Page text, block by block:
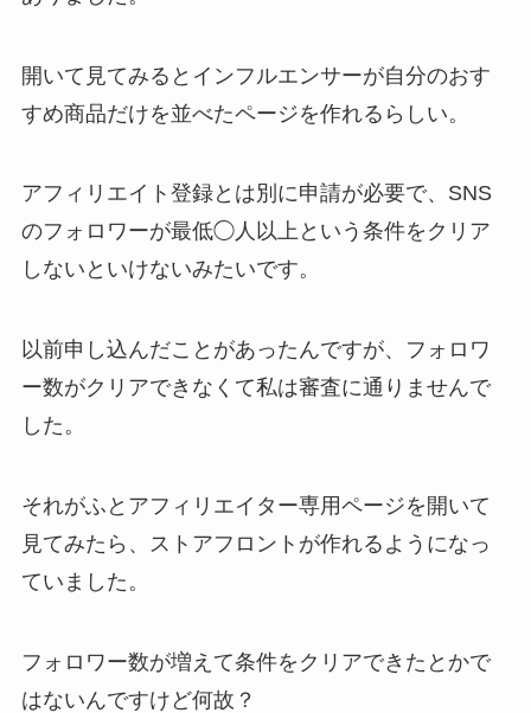
開いて見てみるとインフルエンサーが自分のおす
すめ商品だけを並べたページを作れるらしい。
アフィリエイト登録とは別に申請が必要で、SNS
のフォロワーが最低◯人以上という条件をクリア
しないといけないみたいです。
以前申し込んだことがあったんですが、フォロワ
ー数がクリアできなくて私は審査に通りませんで
した。
それがふとアフィリエイター専用ページを開いて
見てみたら、ストアフロントが作れるようになっ
ていました。
フォロワー数が増えて条件をクリアできたとかで
はないんですけど何故？